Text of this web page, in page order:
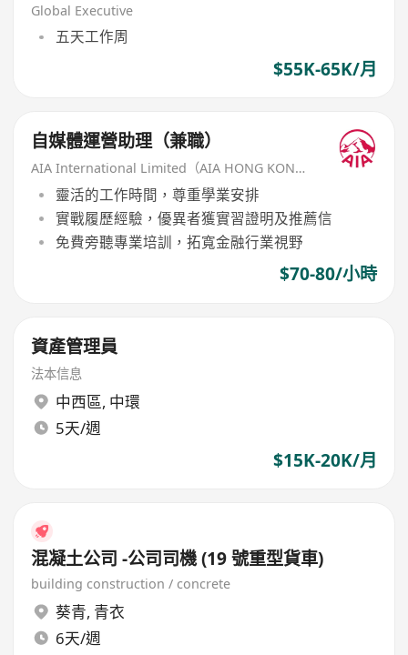
Global Executive
五天工作周
$55K-65K/月
自媒體運營助理（兼職）
AIA International Limited（AIA HONG KONG）
靈活的工作時間，尊重學業安排
實戰履歷經驗，優異者獲實習證明及推薦信
免費旁聽專業培訓，拓寬金融行業視野
$70-80/小時
資產管理員
法本信息
中西區, 中環
5天/週
$15K-20K/月
混凝土公司 -公司司機 (19 號重型貨車)
building construction / concrete
葵青, 青衣
6天/週